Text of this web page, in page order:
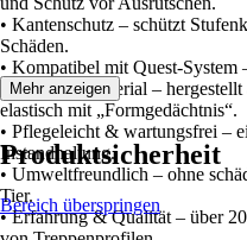
• Kantenschutz – schützt
Schäden.
• Kompatibel mit Quest-System
• Robustes Material –
elastisch mit „Formgedächtnis“.
• Pflegeleicht & wartungsfrei –
Instandhaltung.
• Umweltfreundlich – ohne
Tier.
• Erfahrung & Qualität – über
Mehr anzeigen
Produktsicherheit
Bereich überspringen